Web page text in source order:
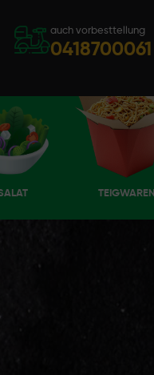
auch vorbesttellung
0418700061
TEIGWAREN